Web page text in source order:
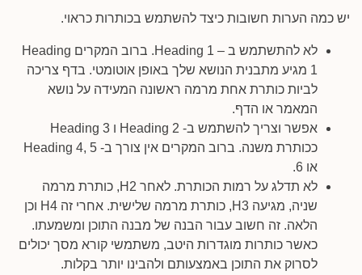
יש כמה הערות חשובות כיצד להשתמש בכותרות כראוי.
לא להתשתמש ב – Heading 1. ברוב המקרים Heading
1 מגיע מתבנית הנושא שלך באופן אוטומטי. בדף צריכה
לביות כותרת אחת מרמה ראשונה המעידה על נושא
המאמר או הדף.
אפשר וצריך להשתמש ב- Heading 2 ו Heading 3
ככותרת משנה. ברוב המקרים אין צורך ב- Heading 4, 5
או 6.
לא תדלג על רמות הכותרת. לאחר H2, כותרת מרמה
שניה, מגיעה H3, כותרת מרמה שלישית. אחרי זה H4 וכן
הלאה. זה חשוב עבור הבנה של מבנה התוכן ומשמעתו.
כאשר כותרות מוגדרות היטב, משתמשי קורא מסך יכולים
לסרוק את התוכן באמצעותם ולהבינו יותר בקלות.